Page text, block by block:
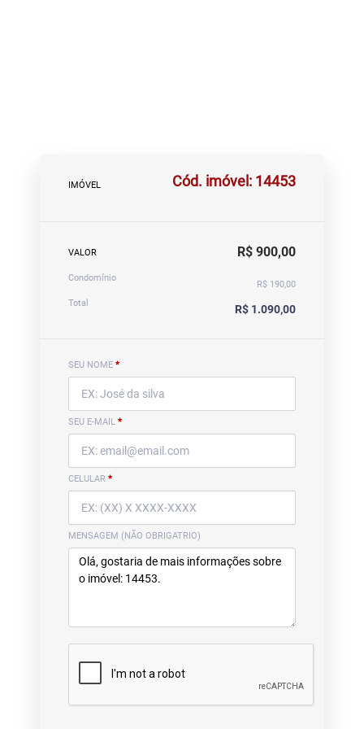
IMÓVEL Cód. imóvel: 14453
VALOR R$ 900,00
Condomínio
R$ 190,00
Total
R$ 1.090,00
SEU NOME *
SEU E-MAIL *
CELULAR *
MENSAGEM (NÃO OBRIGATRIO)